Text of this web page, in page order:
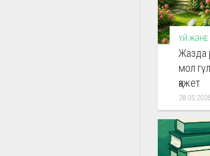
ҮЙ ЖӘНЕ
Жазда
мол
қажет
28.05.2026